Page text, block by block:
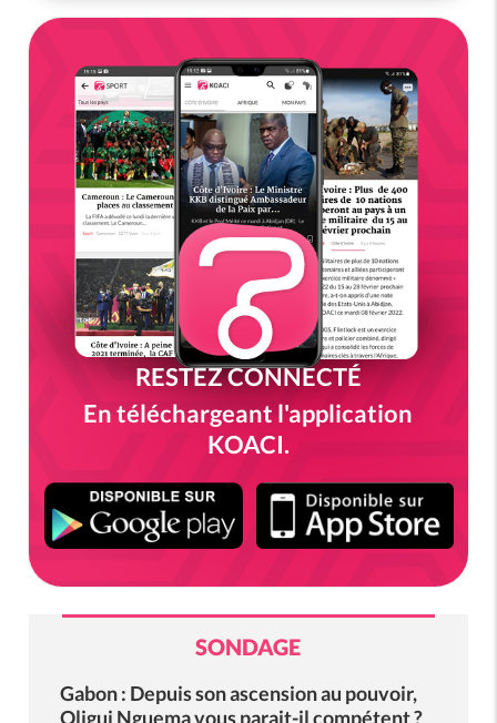
RESTEZ CONNECTÉ
En téléchargeant l'application
KOACI.
SONDAGE
Gabon : Depuis son ascension au pouvoir,
Oligui Nguema vous parait-il compétent ?